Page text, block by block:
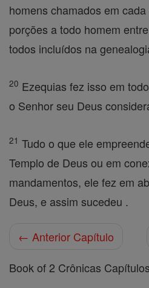
homens chamados em
porções a todo homem
todos incluídos na
20 Ezequias fez isso em
o Senhor seu Deus
21 Tudo o que ele
Templo de Deus ou em
mandamentos, ele fez em
Deus, e assim sucedeu .
← Anterior Capítulo
Book of 2 Crônicas Capítulos